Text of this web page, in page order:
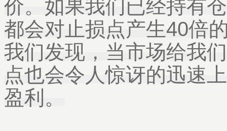
价。如果我们已经持有
都会对止损点产生40倍
我们发现，当市场给我
点也会令人惊讶的迅速
盈利。